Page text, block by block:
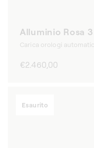
Alluminio Rosa
Carica orologi
Prezzo
€2.460,00
Esaurito